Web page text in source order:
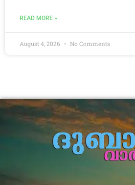
READ MORE »
August 4, 2026 No Comments